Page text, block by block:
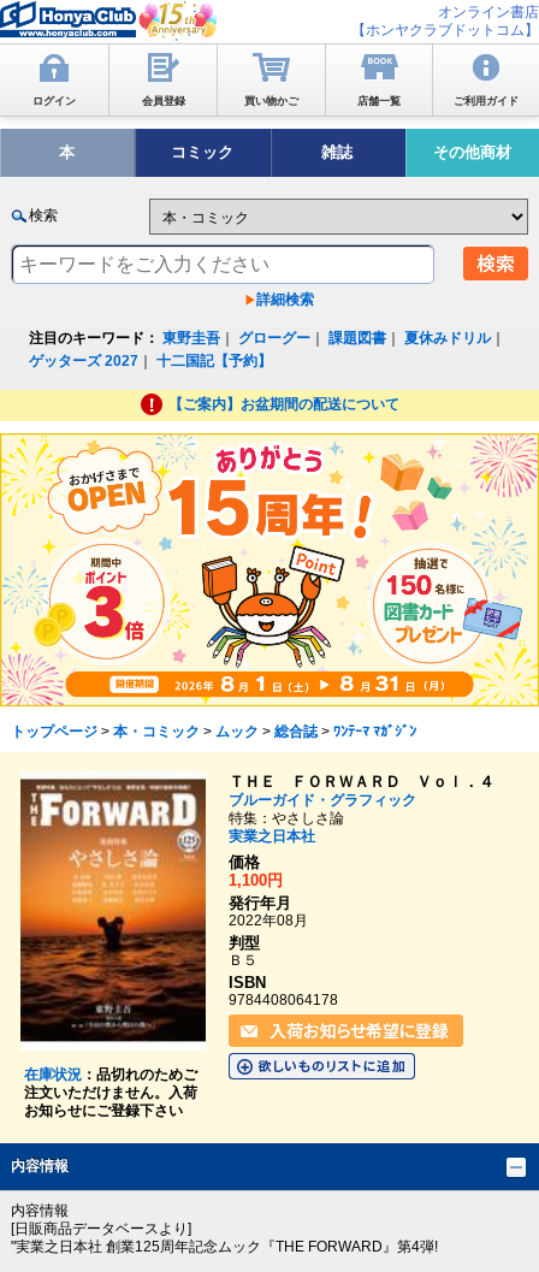
オンライン書店
【ホンヤクラブドットコム】
ログイン 会員登録 買い物かご 店舗一覧 ご利用ガイド
本 コミック 雑誌 その他商材
検索
詳細検索
注目のキーワード： 東野圭吾 グローグー ｜課題図書 ｜夏休みドリル｜
ゲッターズ 2027 ｜十二国記【予約】
【ご案内】お盆期間の配送について
トップページ> 本・コミック > ムック > 総合誌> ﾜﾝﾃｰﾏ ﾏｶﾞｼﾞﾝ
在庫状況：品切れのためご
注文いただけません。入荷
お知らせにご登録下さい
ＴＨＥ ＦＯＲＷＡＲＤ Ｖｏｌ．４
ブルーガイド・グラフィック
特集：やさしさ論
実業之日本社
価格
1,100円
発行年月
2022年08月
判型
Ｂ５
ISBN
9784408064178
内容情報
内容情報
[日販商品データベースより]
"実業之日本社 創業125周年記念ムック『THE FORWARD』第4弾!